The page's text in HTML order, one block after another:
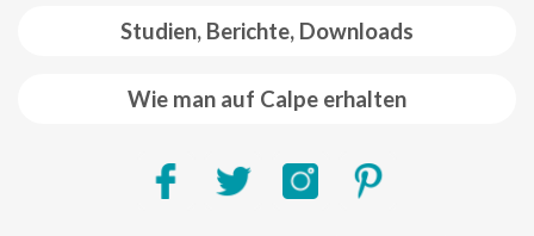
Studien, Berichte, Downloads
Wie man auf Calpe erhalten